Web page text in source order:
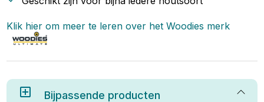
Klik hier om meer te leren over hetWoodies merk
Bijpassende producten